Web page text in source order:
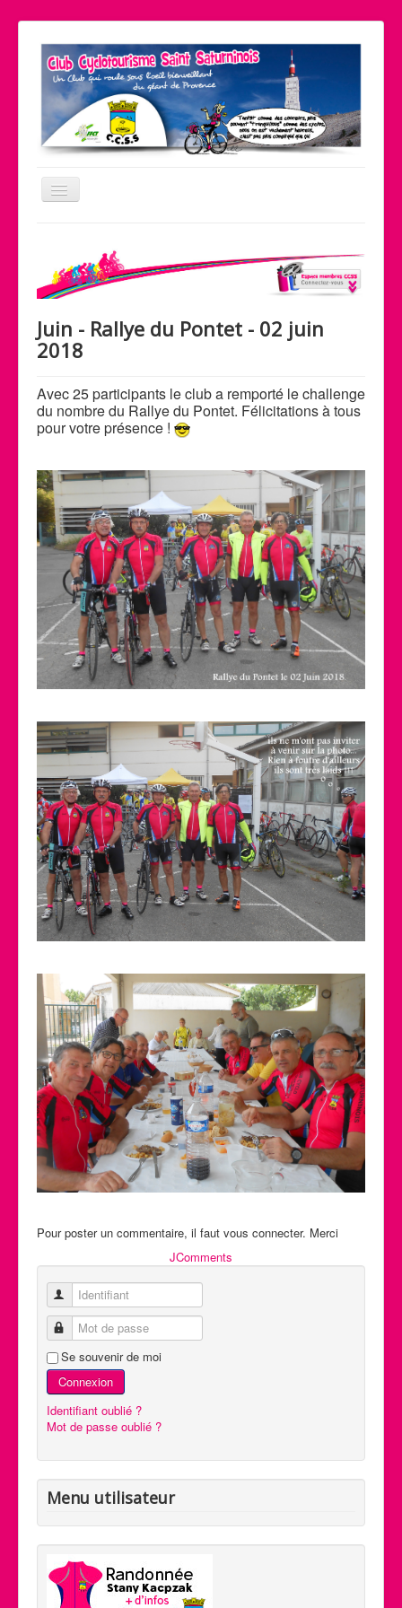
Basculer
Nos partenaires
Liens
Contact
Accueil
Le club
Calendrier des activités
Photos et Vidéos
Juin - Rallye du Pontet - 02 juin
2018
Avec 25 participants le club a remporté le challenge
du nombre du Rallye du Pontet. Félicitations à tous
pour votre présence !
Pour poster un commentaire, il faut vous connecter. Merci
JComments
Identifiant
Mot de passe
Se souvenir de moi
Connexion
Identifiant oublié ?
Mot de passe oublié ?
Menu utilisateur